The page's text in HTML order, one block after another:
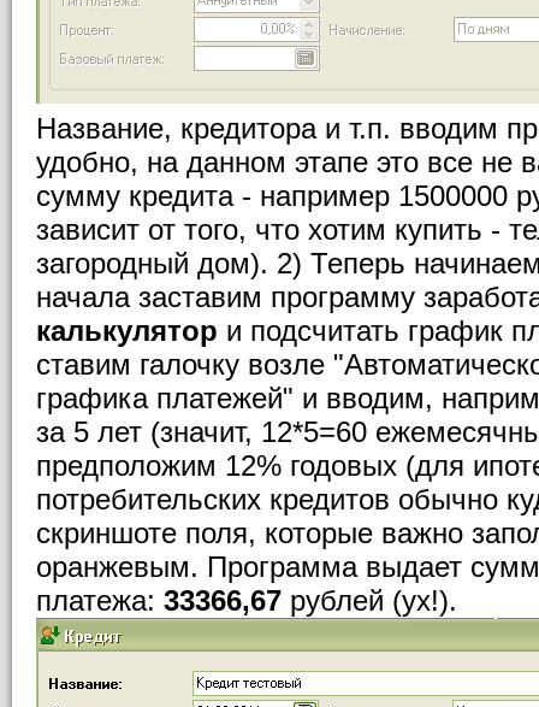
Название, кредитора и т.п. вводим
удобно, на данном этапе это все не
сумму кредита - например 1500000
зависит от того, что хотим купить -
загородный дом). 2) Теперь
начала заставим программу
калькулятор и подсчитать график
ставим галочку возле
графика платежей" и вводим,
за 5 лет (значит, 12*5=60
предположим 12% годовых (для
потребительских кредитов обычно
скриншоте поля, которые важно
оранжевым. Программа выдает
платежа: 33366,67 рублей (ух!).